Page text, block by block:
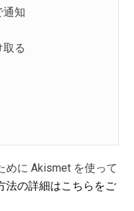
通知
る
めに Akismet を使って
法の詳細はこちらをご